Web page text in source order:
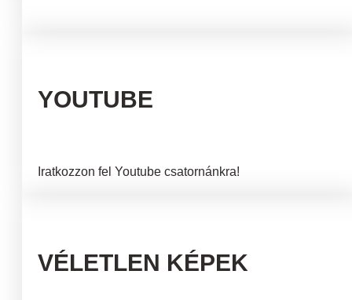
YOUTUBE
Iratkozzon fel Youtube csatornánkra!
VÉLETLEN KÉPEK